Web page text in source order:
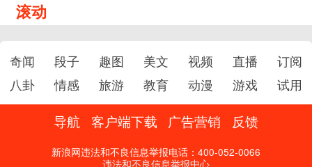
滚动
奇闻 段子 趣图 美文 视频 直播
订阅
八卦
情感 旅游 教育 动漫 游戏 试用
导航 客户端下载 广告营销 反馈
新浪网违法和不良信息举报电话：400-052-0066
违法和不良信息举报中心